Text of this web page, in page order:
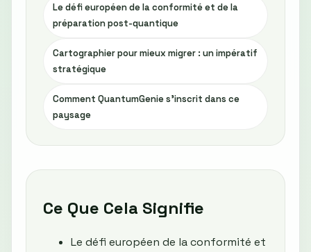
Le défi européen de la conformité et de la
préparation post-quantique
Cartographier pour mieux migrer : un impératif
stratégique
Comment QuantumGenie s’inscrit dans ce
paysage
Ce Que Cela Signifie
Le défi européen de la conformité et